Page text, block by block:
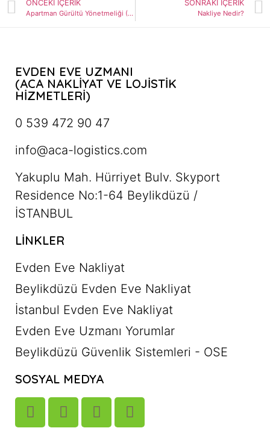
ÖNCEKI İÇERIK
Apartman Gürültü Yönetmeliği (2022)
SONRAKI İÇERIK
Nakliye Nedir?
EVDEN EVE UZMANI
(ACA NAKLİYAT VE LOJİSTİK
HİZMETLERİ)
0 539 472 90 47
info@aca-logistics.com
Yakuplu Mah. Hürriyet Bulv. Skyport
Residence No:1-64 Beylikdüzü /
İSTANBUL
LINKLER
Evden Eve Nakliyat
Beylikdüzü Evden Eve Nakliyat
İstanbul Evden Eve Nakliyat
Evden Eve Uzmanı Yorumlar
Beylikdüzü Güvenlik Sistemleri - OSE
SOSYAL MEDYA